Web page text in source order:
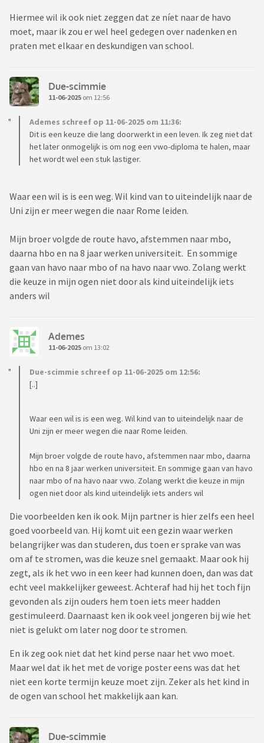
Hiermee wil ik ook niet zeggen dat ze níet naar de havo
moet, maar ik zou er wel heel gedegen over nadenken en
praten met elkaar en deskundigen van school.
Due-scimmie
11-06-2025 om 12:56
Ademes schreef op 11-06-2025 om 11:36:
Dit is een keuze die lang doorwerkt in een leven. Ik zeg niet dat
het later onmogelijk is om nog een vwo-diploma te halen, maar
het wordt wel een stuk lastiger.
Waar een wil is is een weg. Wil kind van to uiteindelijk naar de
Uni zijn er meer wegen die naar Rome leiden.
Mijn broer volgde de route havo, afstemmen naar mbo,
daarna hbo en na 8 jaar werken universiteit. En sommige
gaan van havo naar mbo of na havo naar vwo. Zolang werkt
die keuze in mijn ogen niet door als kind uiteindelijk iets
anders wil
Ademes
11-06-2025 om 13:02
Due-scimmie schreef op 11-06-2025 om 12:56:
[..]
Waar een wil is is een weg. Wil kind van to uiteindelijk naar de
Uni zijn er meer wegen die naar Rome leiden.
Mijn broer volgde de route havo, afstemmen naar mbo, daarna
hbo en na 8 jaar werken universiteit. En sommige gaan van havo
naar mbo of na havo naar vwo. Zolang werkt die keuze in mijn
ogen niet door als kind uiteindelijk iets anders wil
Die voorbeelden ken ik ook. Mijn partner is hier zelfs een heel
goed voorbeeld van. Hij komt uit een gezin waar werken
belangrijker was dan studeren, dus toen er sprake van was
om af te stromen, was die keuze snel gemaakt. Maar ook hij
zegt, als ik het vwo in een keer had kunnen doen, dan was dat
echt veel makkelijker geweest. Achteraf had hij het toch fijn
gevonden als zijn ouders hem toen iets meer hadden
gestimuleerd. Daarnaast ken ik ook veel jongeren bij wie het
niet is gelukt om later nog door te stromen.
En ik zeg ook niet dat het kind perse naar het vwo moet.
Maar wel dat ik het met de vorige poster eens was dat het
niet een korte termijn keuze moet zijn. Zeker als het kind in
de ogen van school het makkelijk aan kan.
Due-scimmie